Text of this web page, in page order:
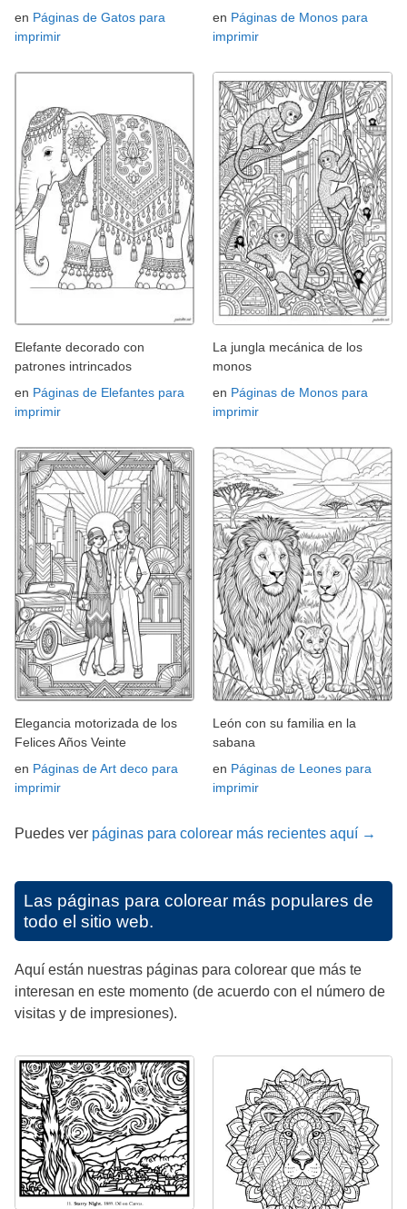
en Páginas de Gatos para
imprimir
en Páginas de Monos para
imprimir
Elefante decorado con
patrones intrincados
en Páginas de Elefantes para
imprimir
La jungla mecánica de los
monos
en Páginas de Monos para
imprimir
Elegancia motorizada de los
Felices Años Veinte
en Páginas de Art deco para
imprimir
León con su familia en la
sabana
en Páginas de Leones para
imprimir
Puedes ver páginas para colorear más recientes aquí →
Las páginas para colorear más populares de
todo el sitio web.
Aquí están nuestras páginas para colorear que más te
interesan en este momento (de acuerdo con el número de
visitas y de impresiones).